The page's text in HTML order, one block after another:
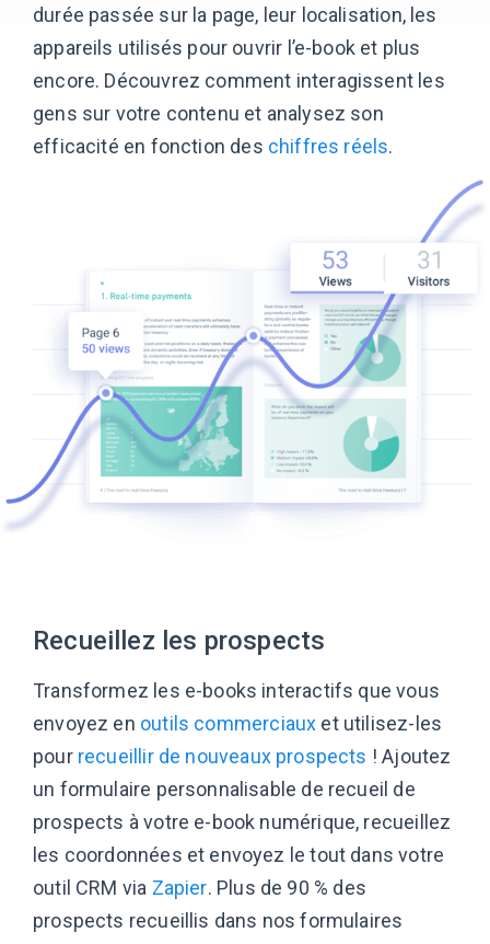
durée passée sur la page, leur localisation, les
appareils utilisés pour ouvrir l’e-book et plus
encore. Découvrez comment interagissent les
gens sur votre contenu et analysez son
efficacité en fonction des chiffres réels.
Recueillez les prospects
Transformez les e-books interactifs que vous
envoyez en outils commerciaux et utilisez-les
pour recueillir de nouveaux prospects ! Ajoutez
un formulaire personnalisable de recueil de
prospects à votre e-book numérique, recueillez
les coordonnées et envoyez le tout dans votre
outil CRM via Zapier. Plus de 90 % des
prospects recueillis dans nos formulaires